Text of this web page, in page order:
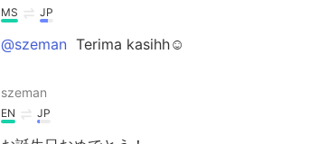
MS JP
@szeman Terima kasihh☺
szeman
EN JP